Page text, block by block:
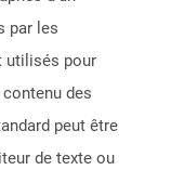
par les
utilisés pour
des
peut être
de texte ou